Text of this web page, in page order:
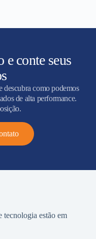
e conte seus
descubra como podemos
de alta performance.
tecnologia estão em